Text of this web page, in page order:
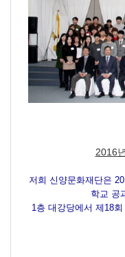
2016
저희 신양문화재단은
학교 공
1층 대강당에서 제18